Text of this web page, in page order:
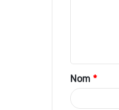
t
a
i
Nom *